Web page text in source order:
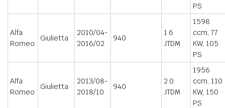
PS
Alfa
Romeo
Giulietta
2010/04-
2016/02
940
1.6
JTDM
1598
ccm, 77
KW, 105
PS
Alfa
Romeo
Giulietta
2013/08-
2018/10
940
2.0
JTDM
1956
ccm, 110
KW, 150
PS